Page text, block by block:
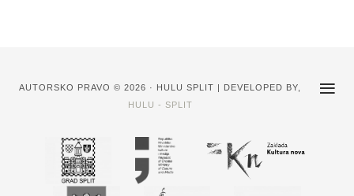
AUTORSKO PRAVO © 2026 · HULU SPLIT | DEVELOPED BY,
HULU - SPLIT